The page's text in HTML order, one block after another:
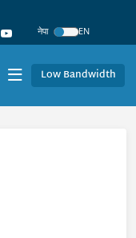
नेपा
EN
Low Bandwidth